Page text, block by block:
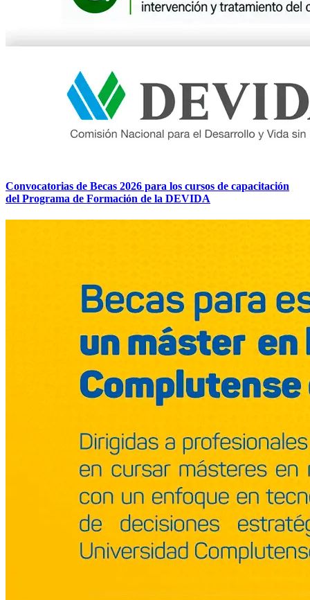
Convocatorias de Becas 2026 para los cursos de capacitación
del Programa de Formación de la DEVIDA